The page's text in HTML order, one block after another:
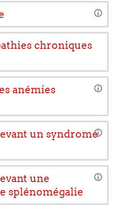
chroniques
anémies
un syndrome
une
splénomégalie